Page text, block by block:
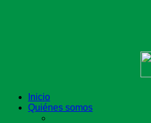
Inicio
Quiénes somos